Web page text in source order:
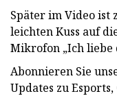
Später im Video ist
leichten Kuss auf
Mikrofon „Ich liebe
Abonnieren Sie
Updates zu